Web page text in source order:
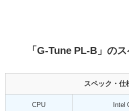
「G-Tune PL-B」のス
スペック・仕
CPU Intel